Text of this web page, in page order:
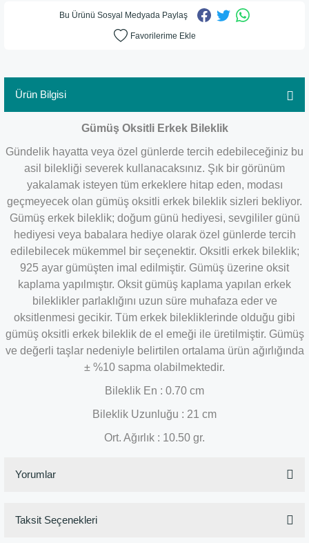
Bu Ürünü Sosyal Medyada Paylaş
Ürün Bilgisi
Gümüş Oksitli Erkek Bileklik
Gündelik hayatta veya özel günlerde tercih edebileceğiniz bu
asil bilekliği severek kullanacaksınız. Şık bir görünüm
yakalamak isteyen tüm erkeklere hitap eden, modası
geçmeyecek olan gümüş oksitli erkek bileklik sizleri bekliyor.
Gümüş erkek bileklik; doğum günü hediyesi, sevgililer günü
hediyesi veya babalara hediye olarak özel günlerde tercih
edilebilecek mükemmel bir seçenektir. Oksitli erkek bileklik;
925 ayar gümüşten imal edilmiştir. Gümüş üzerine oksit
kaplama yapılmıştır. Oksit gümüş kaplama yapılan erkek
bileklikler parlaklığını uzun süre muhafaza eder ve
oksitlenmesi gecikir. Tüm erkek bilekliklerinde olduğu gibi
gümüş oksitli erkek bileklik de el emeği ile üretilmiştir. Gümüş
ve değerli taşlar nedeniyle belirtilen ortalama ürün ağırlığında
± %10 sapma olabilmektedir.
Bileklik En : 0.70 cm
Bileklik Uzunluğu : 21 cm
Ort. Ağırlık : 10.50 gr.
Yorumlar
Taksit Seçenekleri